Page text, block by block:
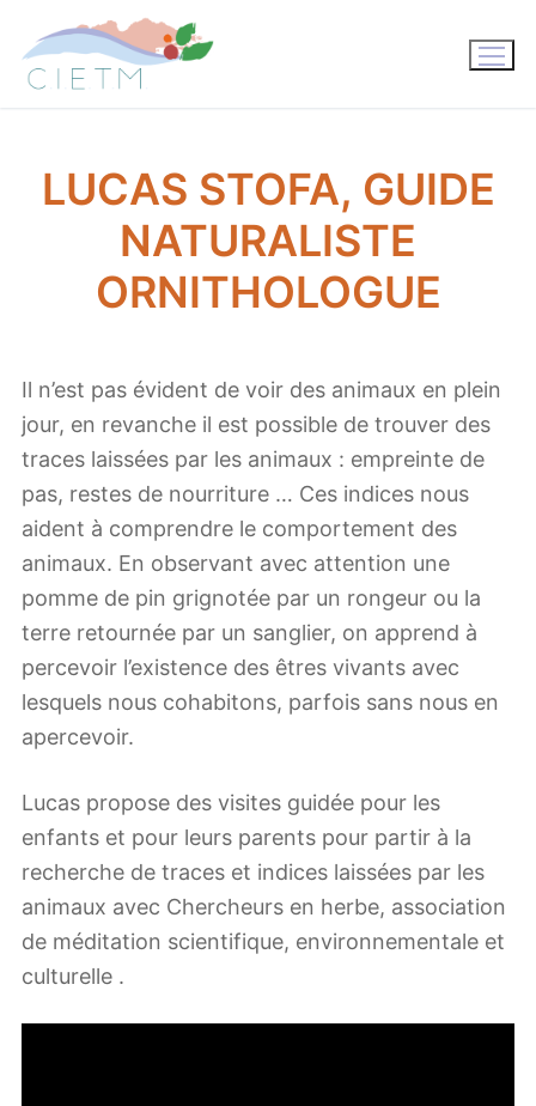
contenu
LUCAS STOFA, GUIDE
NATURALISTE
ORNITHOLOGUE
Il n’est pas évident de voir des animaux en plein
jour, en revanche il est possible de trouver des
traces laissées par les animaux : empreinte de
pas, restes de nourriture … Ces indices nous
aident à comprendre le comportement des
animaux. En observant avec attention une
pomme de pin grignotée par un rongeur ou la
terre retournée par un sanglier, on apprend à
percevoir l’existence des êtres vivants avec
lesquels nous cohabitons, parfois sans nous en
apercevoir.
Lucas propose des visites guidée pour les
enfants et pour leurs parents pour partir à la
recherche de traces et indices laissées par les
animaux avec Chercheurs en herbe, association
de méditation scientifique, environnementale et
culturelle .